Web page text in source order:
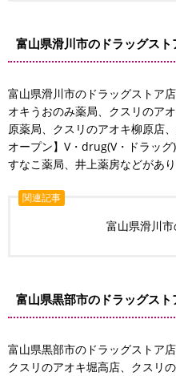
富山県滑川市のドラッグス
富山県滑川市のドラッグストア
オキうおのみ薬局、クスリのア
原薬局、クスリのアオキ柳原店
オープン】V・drug(V・ドラッグ
すなこ薬局、井上薬房などがあり
関連記事
富山県滑川
富山県黒部市のドラッグス
富山県黒部市のドラッグストア
クスリのアオキ堀高店、クスリ